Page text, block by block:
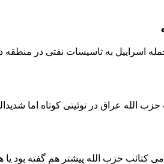
اسراییل به تاسیسات نفتی در
الله عراق در توئیتی کوتاه اما
حزب الله پیشتر هم گفته بود